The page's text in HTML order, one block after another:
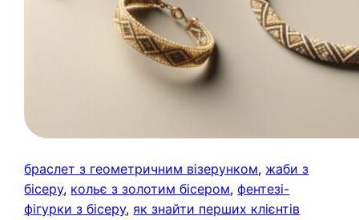
браслет з геометричним візерунком, жаби з
бісеру, кольє з золотим бісером, фентезі-
фігурки з бісеру, як знайти перших клієнтів